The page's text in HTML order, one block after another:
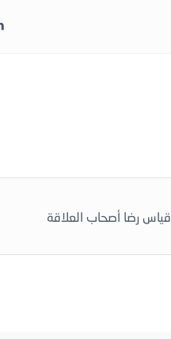
قياس رضا أصحاب العلاقة